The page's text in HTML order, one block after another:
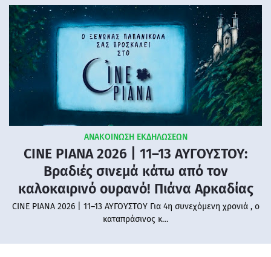
ΑΝΑΚΟΙΝΩΣΗ ΕΚΔΗΛΩΣΕΩΝ
CINE PIANA 2026 | 11–13 ΑΥΓΟΥΣΤΟΥ:
Βραδιές σινεμά κάτω από τον
καλοκαιρινό ουρανό! Πιάνα Αρκαδίας
CINE PIANA 2026 | 11–13 ΑΥΓΟΥΣΤΟΥ Για 4η συνεχόμενη χρονιά , ο
καταπράσινος κ…